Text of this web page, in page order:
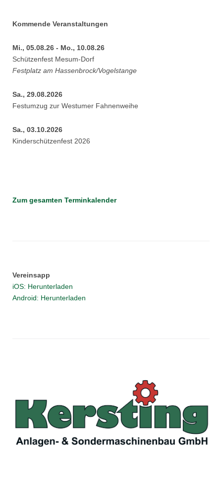
Kommende Veranstaltungen
Mi., 05.08.26 - Mo., 10.08.26
Schützenfest Mesum-Dorf
Festplatz am Hassenbrock/Vogelstange
Sa., 29.08.2026
Festumzug zur Westumer Fahnenweihe
Sa., 03.10.2026
Kinderschützenfest 2026
Zum gesamten Terminkalender
Vereinsapp
iOS: Herunterladen
Android: Herunterladen